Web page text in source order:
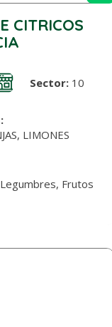
CITRICOS
Sector: 10
LIMONES
Frutos